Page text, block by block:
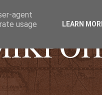
agent
usage
LEARN